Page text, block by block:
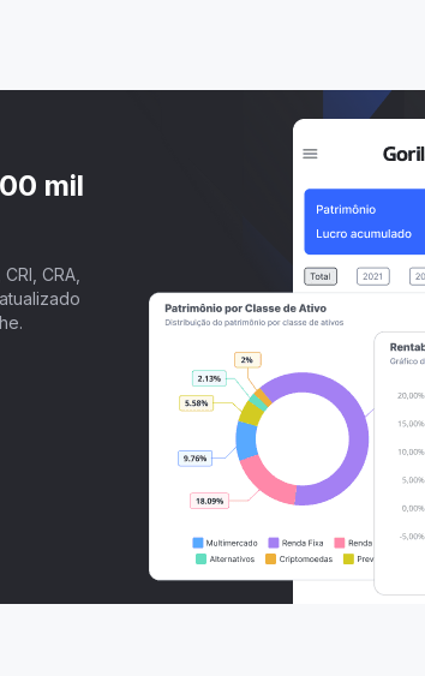
mil
CRA,